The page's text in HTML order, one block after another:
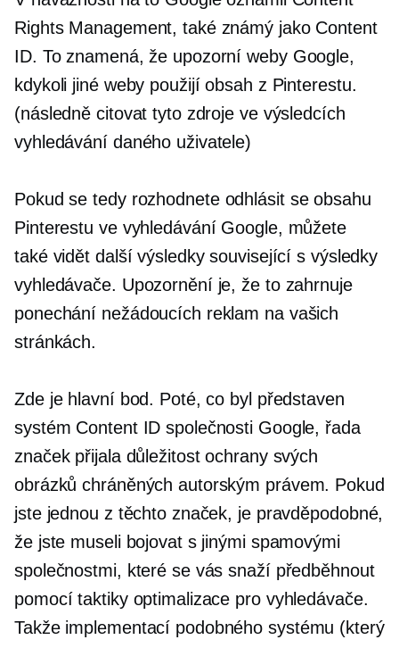
Rights Management, také známý jako Content
ID. To znamená, že upozorní weby Google,
kdykoli jiné weby použijí obsah z Pinterestu.
(následně citovat tyto zdroje ve výsledcích
vyhledávání daného uživatele)
Pokud se tedy rozhodnete odhlásit seobsahu
Pinterestu ve vyhledávání Google, můžete
také vidět další výsledky související s výsledky
vyhledávače. Upozornění je, že to zahrnuje
ponechání nežádoucích reklam na vašich
stránkách.
Zde je hlavní bod. Poté, co byl představen
systém Content ID společnosti Google, řada
značek přijala důležitost ochrany svých
obrázků chráněných autorským právem. Pokud
jste jednou z těchto značek, je pravděpodobné,
že jste museli bojovat s jinými spamovými
společnostmi, které se vás snaží předběhnout
pomocí taktiky optimalizace pro vyhledávače.
Takže implementací podobného systému (který